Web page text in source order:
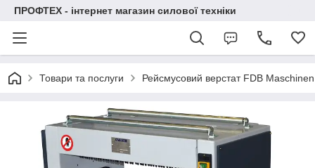
ПРОФТЕХ - інтернет магазин силової техніки
Товари та послуги Рейсмусовий верстат FDB